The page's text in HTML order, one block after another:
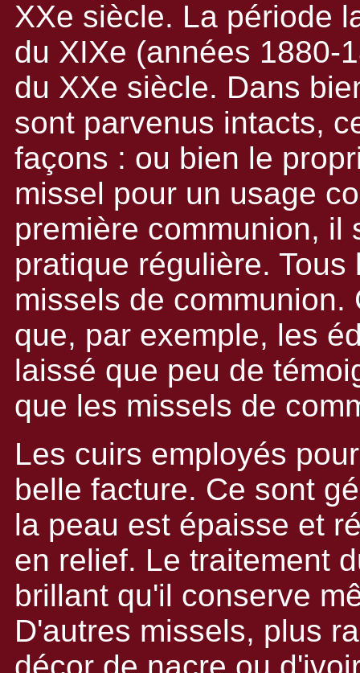
XXe siècle. La période
du XIXe (années 1880-
du XXe siècle. Dans
sont parvenus intacts,
façons : ou bien le
missel pour un usage
première communion, il
pratique régulière.
missels de
que, par exemple, les
laissé que peu de
que les missels de
Les cuirs employés
belle facture. Ce sont
la peau est épaisse et
en relief. Le traitement
brillant qu'il conserve
D'autres missels, plus